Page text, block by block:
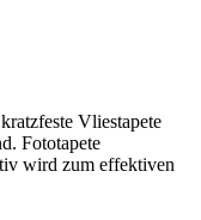
Vliestapete
Fototapete
wird zum effektiven